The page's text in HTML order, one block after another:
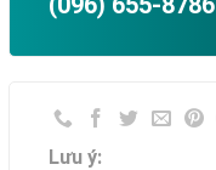
Lưu ý: